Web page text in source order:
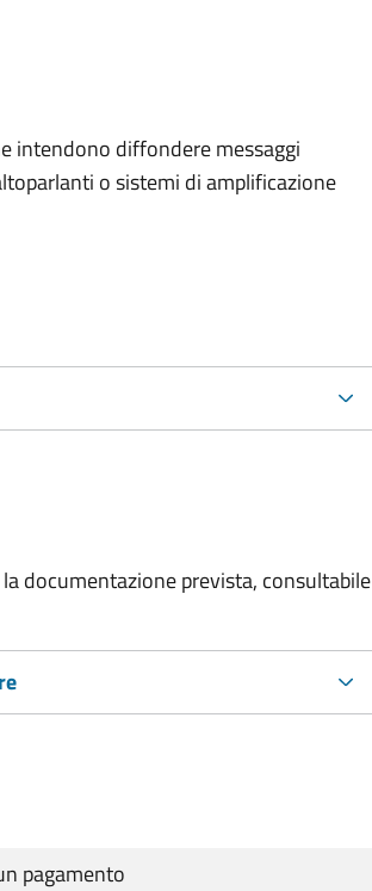
intendono diffondere messaggi
o sistemi di amplificazione
documentazione prevista, consultabile
pagamento